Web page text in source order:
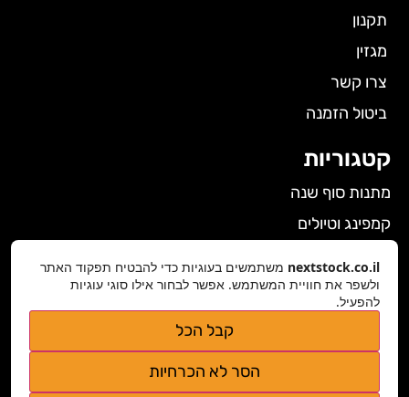
תקנון
מגזין
צרו קשר
ביטול הזמנה
קטגוריות
מתנות סוף שנה
קמפינג וטיולים
גאדג'טים
nextstock.co.il@gmail.com
nextstock.co.il משתמשים בעוגיות כדי להבטיח תפקוד האתר
ולשפר את חוויית המשתמש. אפשר לבחור אילו סוגי עוגיות
להפעיל.
קבל הכל
הסר לא הכרחיות